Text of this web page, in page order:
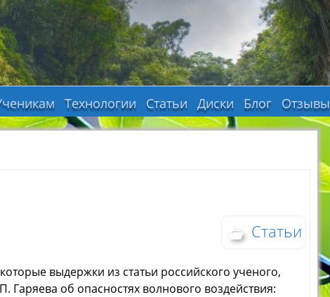
Технологии Статьи Диски Блог Отзывы
Статьи
выдержки из статьи российского ученого,
Гаряева об опасностях волнового воздействия: